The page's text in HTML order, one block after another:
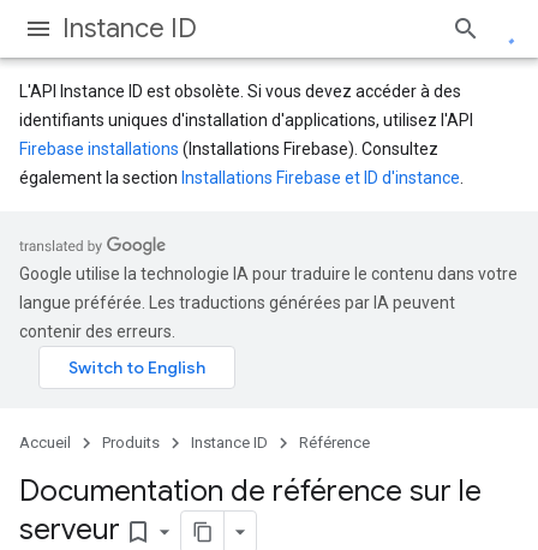
Instance ID
L'API Instance ID est obsolète. Si vous devez accéder à des
identifiants uniques d'installation d'applications, utilisez l'API
Firebase installations (Installations Firebase). Consultez
également la section Installations Firebase et ID d'instance
Google utilise la technologie IA pour traduire le contenu dans votre
langue préférée. Les traductions générées par IA peuvent
contenir des erreurs.
Accueil Produits Instance ID Référence
Documentation de référence sur le
serveur bookmark_border